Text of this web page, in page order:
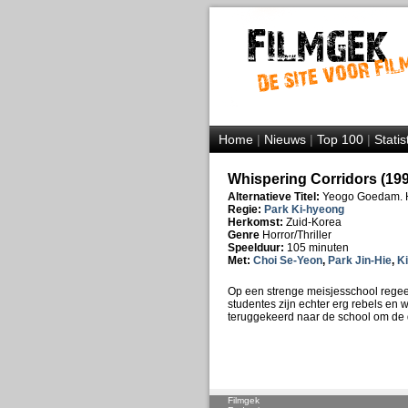
Home|Nieuws|Top 100|
Whispering Corridors
Alternatieve Titel: Yeogo Goedam.
Regie: Park Ki-hyeong
Herkomst: Zuid-Korea
Genre Horror/Thriller
Speelduur: 105 minuten
Met: Choi Se-Yeon, Park Jin-Hie,
Op een strenge meisjesschool
studentes zijn echter erg rebels en
teruggekeerd naar de school om
Filmgek